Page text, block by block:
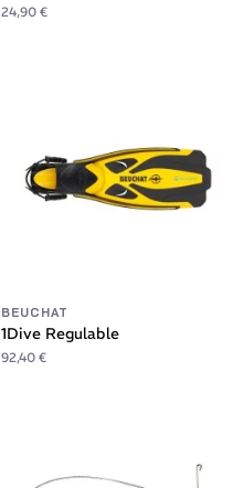
24,90 €
BEUCHAT
1Dive Regulable
92,40 €